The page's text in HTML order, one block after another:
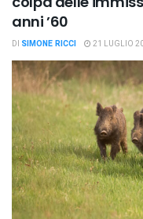
anni ’60
DI SIMONE RICCI 21 LUGLIO